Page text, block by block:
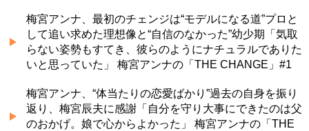
梅宮アンナ、最初のチェンジは“モデルになる道”プロと
して追い求めた理想像と“自信のなかった”幼少期「気取
らない姿勢もすてき、彼らのようにナチュラルでありた
いと思っていた」 梅宮アンナの「THE CHANGE」#1
梅宮アンナ、“体当たりの恋愛ばかり”過去の自身を振り
返り、梅宮辰夫に感謝「自分を守り大事にできたのは父
のおかげ。娘で心からよかった」 梅宮アンナの「THE